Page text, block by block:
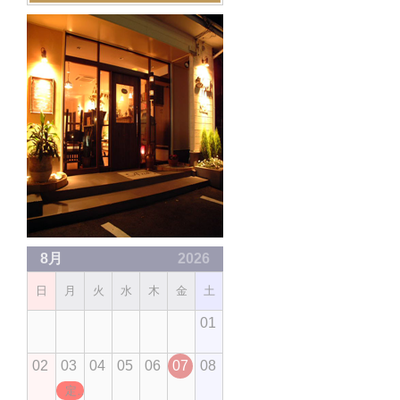
8月 2026
日 月 火 水 木 金 土
01
02 03
定休日
04 05 06 07 08